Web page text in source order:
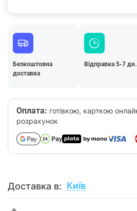
Безкоштовна
доставка
Відправка 5-7 дн.
Оплата: готівкою, карткою
розрахунок
Доставка в: Київ